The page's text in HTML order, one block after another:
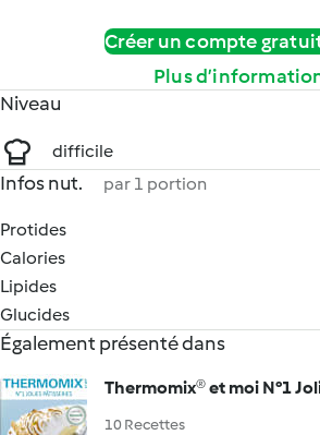
Créer un compte
Plus
Niveau
difficile
Infos nut. par 1 portion
Protides
Calories
Lipides
Glucides
Également présenté dans
Thermomix® et moi N°1
10 Recettes